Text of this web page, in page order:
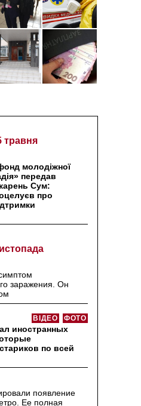
травня
молодіжної
передав
Сум:
про
заражения. Он
ФОТО
ВІДЕО
иностранных
по всей
появление
Ее полная